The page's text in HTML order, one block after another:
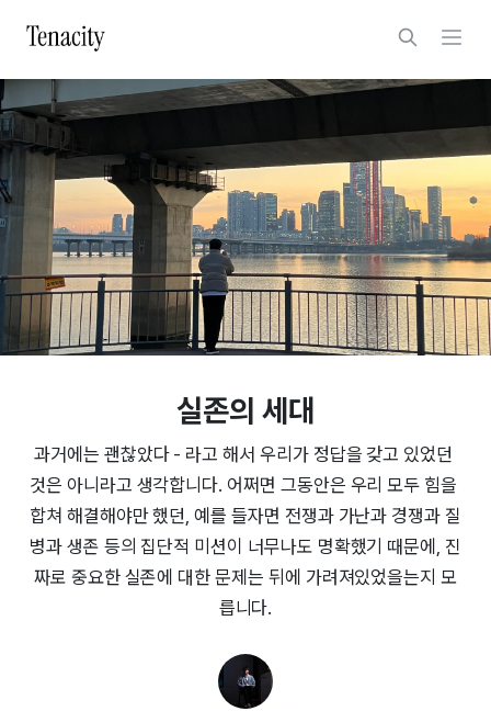
실존의 세대
과거에는 괜찮았다 - 라고 해서 우리가 정답을 갖고 있었던
것은 아니라고 생각합니다. 어쩌면 그동안은 우리 모두 힘을
합쳐 해결해야만 했던, 예를 들자면 전쟁과 가난과 경쟁과 질
병과 생존 등의 집단적 미션이 너무나도 명확했기 때문에, 진
짜로 중요한 실존에 대한 문제는 뒤에 가려져있었을는지 모
릅니다.